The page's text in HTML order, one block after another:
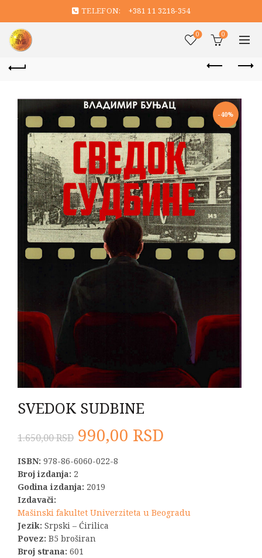
TELEFON: +381 11 3218-354
0 0
-40%
SVEDOK SUDBINE
1.650,00RSD Originalna
cena
je
bila:
1.650,00 RSD.
990,00 RSD
990,00 RSD.
ISBN: 978-86-6060-022-8
Broj izdanja: 2
Godina izdanja: 2019
Izdavači:
Mašinski fakultet Univerziteta u Beogradu
Jezik: Srpski – Ćirilica
Povez: B5 broširan
Broj strana: 601